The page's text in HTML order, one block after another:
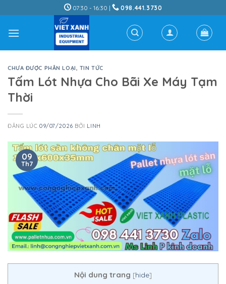
to
content
07:30 - 16:30 | 098.441.3730
CHƯA ĐƯỢC PHÂN LOẠI, TIN TỨC
Tấm Lót Nhựa Cho Bãi Xe Máy Tạm
Thời
ĐĂNG LÚC09/07/2026 BỞI LINH
09
Th7
Nội dung trang [hide]